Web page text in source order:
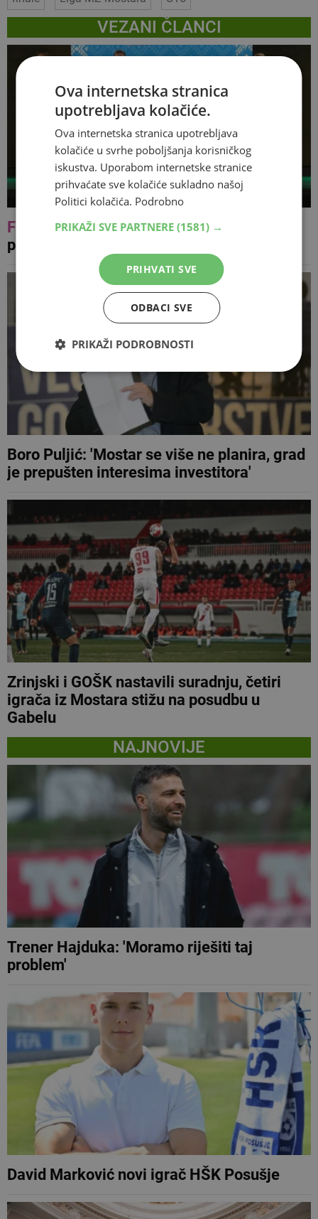
VEZANI ČLANCI
FOTO
Šarolikost običaja i plesa
predstavljeno bjelopoljskoj publici
Boro Puljić: 'Mostar se više ne planira, grad
je prepušten interesima investitora'
Zrinjski i GOŠK nastavili suradnju, četiri
igrača iz Mostara stižu na posudbu u
Gabelu
NAJNOVIJE
Trener Hajduka: 'Moramo riješiti taj
problem'
David Marković novi igrač HŠK Posušje
Ova internetska stranica
upotrebljava kolačiće.
Ova internetska stranica upotrebljava
kolačiće u svrhe poboljšanja korisničkog
iskustva. Uporabom internetske stranice
prihvaćate sve kolačiće sukladno našoj
Politici kolačića. Podrobno
PRIKAŽI SVE PARTNERE (1581) →
PRIHVATI SVE
ODBACI SVE
PRIKAŽI PODROBNOSTI